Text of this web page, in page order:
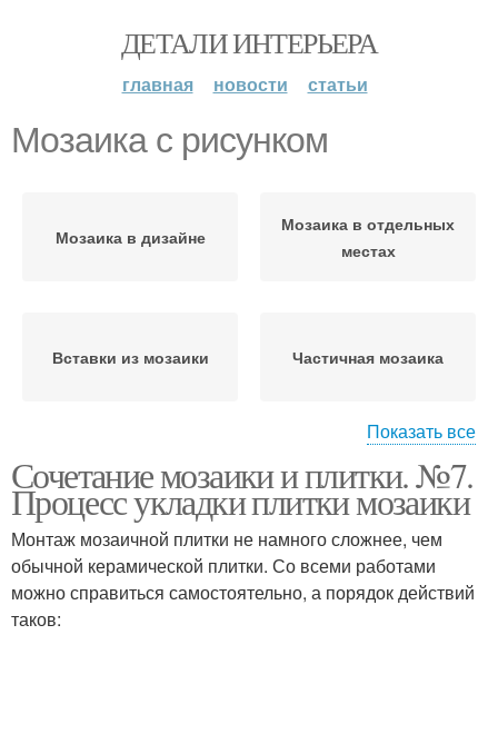
ДЕТАЛИ ИНТЕРЬЕРА
главная новости статьи
Мозаика с рисунком
Мозаика в дизайне
Мозаика в отдельных
местах
Вставки из мозаики Частичная мозаика
Мозаики на кухне Декор из мозаики
Показать все
Сочетание мозаики и плитки. №7.
Процесс укладки плитки мозаики
Монтаж мозаичной плитки не намного сложнее, чем
обычной керамической плитки. Со всеми работами
можно справиться самостоятельно, а порядок действий
таков: